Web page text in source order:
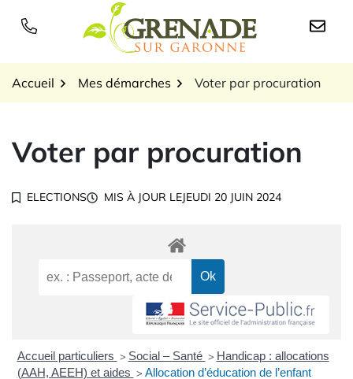
Logo Grenade sur
Accueil Mes démarches Voter par procuration
Voter par procuration
ELECTIONS MIS À JOUR LEJEUDI 20 JUIN 2024
Accueil particuliers > Social – Santé > Handicap : allocations
(AAH, AEEH) et aides > Allocation d’éducation de l’enfant